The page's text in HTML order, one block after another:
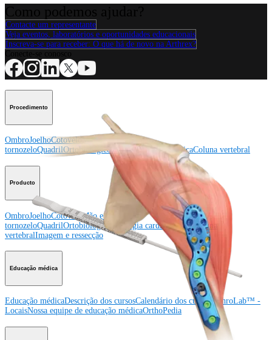
Contacte um representante
Veja eventos, laboratórios e oportunidades educacionais
Inscreva-se para receber: O que há de novo na Arthrex?
Procedimento
OmbroJoelhoCotoveloMão e punho
Pé e
tornozeloQuadrilOrtobiológicos Cirurgia cardiotorácicaColuna vertebral
Producto
OmbroJoelhoCotoveloMão e punho
tornozeloQuadrilOrtobiológicos Cirurgia cardiotorácica Coluna
vertebralImagem e ressecção
Educação médica
Educação médicaDescrição dos cursosCalendário dos cursosArthroLab™ -
LocaisNossa equipe de educação médicaOrthoPedia